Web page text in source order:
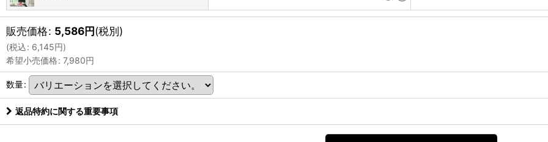
販売価格: 5,586円(税別)
(税込: 6,145円)
希望小売価格: 7,980円
数量:
返品特約に関する重要事項